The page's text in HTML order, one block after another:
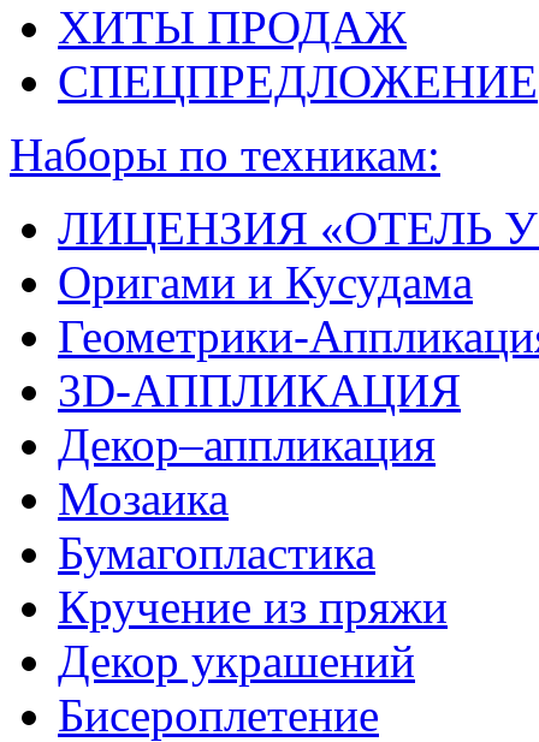
ХИТЫ ПРОДАЖ
СПЕЦПРЕДЛОЖЕНИЕ
Наборы по техникам:
ЛИЦЕНЗИЯ «ОТЕЛЬ
Оригами и Кусудама
Геометрики-
3D-АППЛИКАЦИЯ
Декор–аппликация
Мозаика
Бумагопластика
Кручение из пряжи
Декор украшений
Биcероплетение